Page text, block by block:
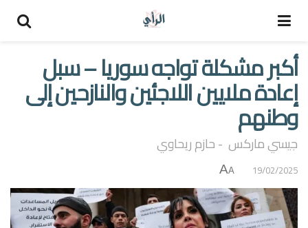
أكبر مشكلة تواجه سوريا – سبل
إعادة ملايين اللاجئين والنازحين إلى
وطنهم
جيسي ماركس - حازم ريحاوي
19/02/2025
A
A